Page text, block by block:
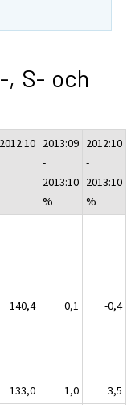
, S- och
2012:10 2013:09
-
2013:10
%
2012:10
-
2013:10
%
140,4 0,1
-0,4
133,0 1,0
3,5